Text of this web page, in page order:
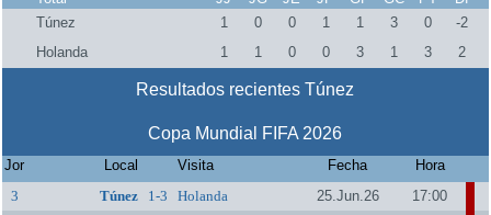
Túnez
1 0 0 1 1 3 0
-2
Holanda
1 1 0 0 3 1 3 2
Resultados recientes Túnez
Copa Mundial FIFA 2026
Jor Local Visita Fecha
Hora
3
Túnez 1-3 Holanda 25.Jun.26
17:00